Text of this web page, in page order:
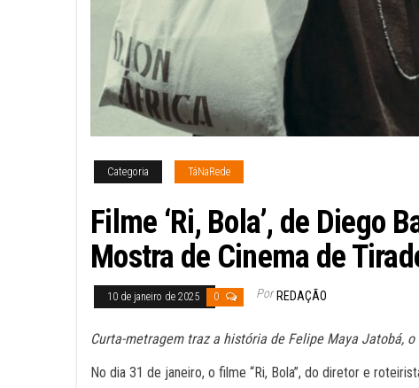
Categoria TáNaRede
Filme ‘Ri, Bola’, de Diego
Mostra de Cinema de
10 de janeiro de 2025 0 Por REDAÇÃO
Curta-metragem traz a história de Felipe Maya Jatobá,
No dia 31 de janeiro, o filme “Ri, Bola”, do diretor e